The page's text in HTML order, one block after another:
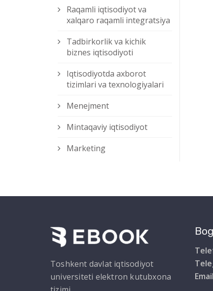
Raqamli iqtisodiyot va
xalqaro raqamli integratsiya
Tadbirkorlik va kichik
biznes iqtisodiyoti
Iqtisodiyotda axborot
tizimlari va texnologiyalari
Menejment
Mintaqaviy iqtisodiyot
Marketing
Toshkent davlat iqtisodiyot
universiteti elektron kutubxona